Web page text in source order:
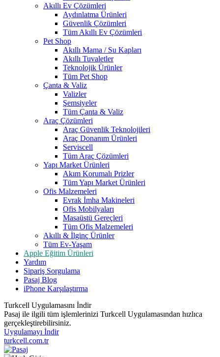
Akıllı Ev Çözümleri
Aydınlatma Ürünleri
Güvenlik Çözümleri
Tüm Akıllı Ev Çözümleri
Pet Shop
Akıllı Mama / Su Kapları
Akıllı Tuvaletler
Teknolojik Ürünler
Tüm Pet Shop
Çanta & Valiz
Valizler
Şemsiyeler
Tüm Çanta & Valiz
Araç Çözümleri
Araç Güvenlik Teknolojileri
Araç Donanım Ürünleri
Serviscell
Tüm Araç Çözümleri
Yapı Market Ürünleri
Akım Korumalı Prizler
Tüm Yapı Market Ürünleri
Ofis Malzemeleri
Evrak İmha Makineleri
Ofis Mobilyaları
Masaüstü Gereçleri
Tüm Ofis Malzemeleri
Akıllı & İlginç Ürünler
Tüm Ev-Yaşam
Apple Eğitim Ürünleri
Yardım
Sipariş Sorgulama
Pasaj Blog
iPhone Karşılaştırma
Turkcell Uygulamasını İndir
Pasaj ile ilgili tüm işlemlerinizi Turkcell Uygulamasından hızlıca
gerçekleştirebilirsiniz.
Uygulamayı İndir
turkcell.com.tr